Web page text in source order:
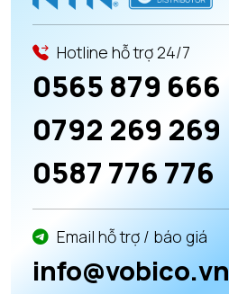
Hotline hỗ trợ 24/7
0565 879 666
0792 269 269
0587 776 776
Email hỗ trợ / báo giá
info@vobico.vn